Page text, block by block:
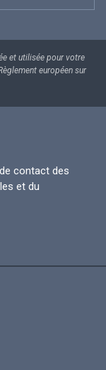
et utilisée pour votre
européen sur
contact des
et du